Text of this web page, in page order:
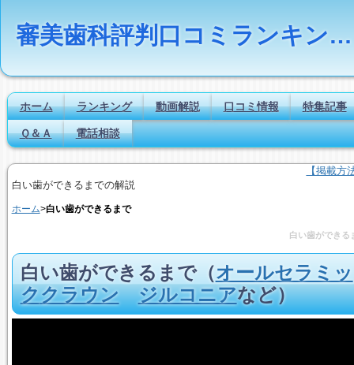
審美歯科評判口コミランキングの比較検索とは｜Dr.NAVI
ホーム ランキング 動画解説 口コミ情報 特集記事
Ｑ＆Ａ 電話相談
【掲載方
白い歯ができるまでの解説
ホーム>白い歯ができるまで
白い歯ができる
白い歯ができるまで（オールセラミッ
ククラウン ジルコニアなど）